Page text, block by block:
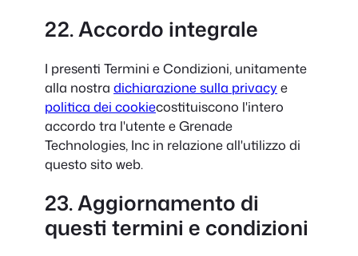
22. Accordo integrale
I presenti Termini e Condizioni, unitamente
alla nostra dichiarazione sulla privacye
politica dei cookiecostituiscono l'intero
accordo tra l'utente e Grenade
Technologies, Inc in relazione all'utilizzo di
questo sito web.
23. Aggiornamento di
questi termini e condizioni